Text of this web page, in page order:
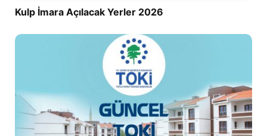
Kulp İmara Açılacak Yerler 2026